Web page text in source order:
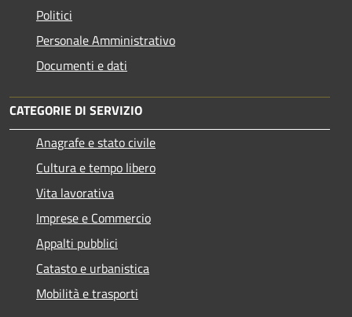
Politici
Personale Amministrativo
Documenti e dati
CATEGORIE DI SERVIZIO
Anagrafe e stato civile
Cultura e tempo libero
Vita lavorativa
Imprese e Commercio
Appalti pubblici
Catasto e urbanistica
Mobilità e trasporti